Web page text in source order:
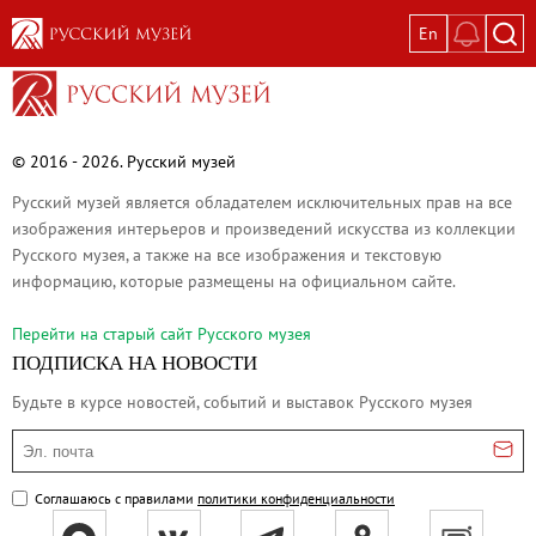
En
Выставки
Великая. Образ женщины в русском
Пётр Кончаловский. Сад в цвету
Иван Шишкин. Русский лес
Василий Тропинин
Окрестности Санкт-Петербурга в
Памяти Киры Владимировны
Постоянные экспозиции
Постоянная экспозиция «Наш
Русское искусство первой половины
Древнерусское искусство ХII—XVII
Русское искусство XVIII века
© 2016 - 2026. Русский музей
Русский музей является обладателем исключительных прав на все
изображения интерьеров и произведений искусства из коллекции
Русского музея, а также на все изображения и текстовую
информацию, которые размещены на официальном сайте.
Перейти на cтарый сайт Русского музея
ПОДПИСКА НА НОВОСТИ
Будьте в курсе новостей, событий и выставок Русского музея
Эл. почта
Соглашаюсь с правилами политики конфиденциальности